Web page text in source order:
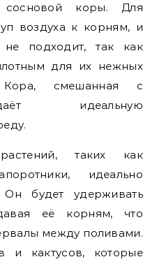
коры. Для
воздуха к корням, и
не подходит, так как
для их нежных
смешанная с
идеальную
таких как
идеально
Он будет удерживать
её корням, что
между поливами.
и кактусов, которые